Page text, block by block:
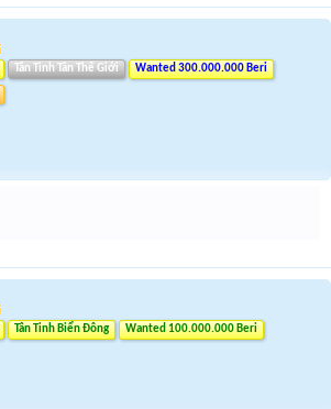
Tân Tinh Tân Thế Giới Wanted 300.000.000 Beri
Tân Tinh Biển Đông Wanted 100.000.000 Beri